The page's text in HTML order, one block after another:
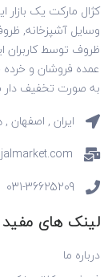
کژال مارکت یک بازار
وسایل آشپزخانه,
ظروف توسط کاربران
عمده فروشان و خرده
به صورت تخفیف دار
ایران ,
031-36625209
لینک های مفید
درباره ما